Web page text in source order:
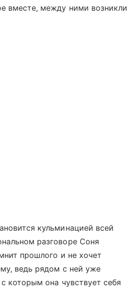
вместе, между ними возникли
кульминацией всей
разговоре Соня
прошлого и не хочет
ведь рядом с ней уже
которым она чувствует себя